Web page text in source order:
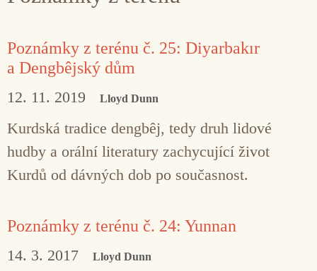
Poznámky z terénu č. 25: Diyarbakır
a Dengbêjský dům
12. 11. 2019 Lloyd Dunn
Kurdská tradice dengbêj, tedy druh lidové
hudby a orální literatury zachycující život
Kurdů od dávných dob po současnost.
Poznámky z terénu č. 24: Yunnan
14. 3. 2017 Lloyd Dunn